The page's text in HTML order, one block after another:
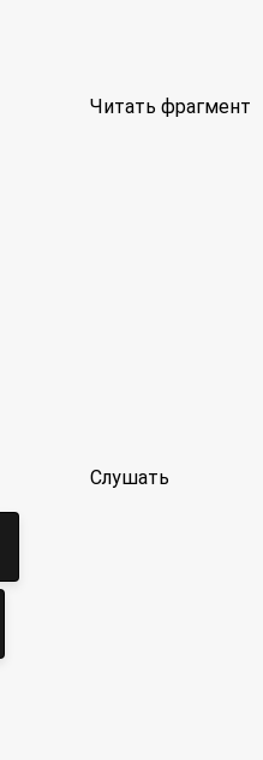
Читать фрагмент
Слушать